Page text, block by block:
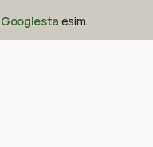
Googlesta esim.